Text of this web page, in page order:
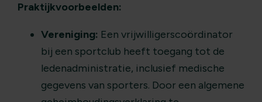
Praktijkvoorbeelden:
Vereniging: Een vrijwilligerscoördinator
bij een sportclub heeft toegang tot de
ledenadministratie, inclusief medische
gegevens van sporters. Door een algemene